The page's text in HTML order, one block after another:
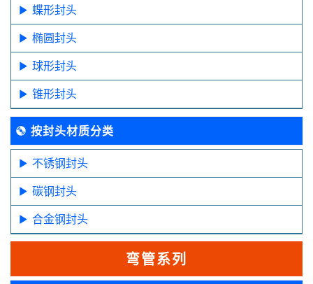
蝶形封头
椭圆封头
球形封头
锥形封头
按封头材质分类
不锈钢封头
碳钢封头
合金钢封头
弯管系列